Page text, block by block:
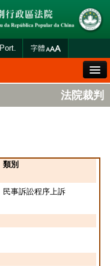
Port. 字體
法院裁判
類別
民事訴訟程序上訴